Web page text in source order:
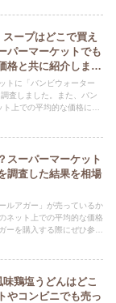
ープはどこで買え
パーマーケットでも
格と共に紹介しま
トに「バンビウォーター
査しました。また、バン
上での平均的な価格につ
スーパーマーケット
調査した結果を相場
ルアガー」が売っているか
ネット上での平均的な価格
ーを購入する際にぜひ参考
鶏塩うどんはどこ
やコンビニでも売っ